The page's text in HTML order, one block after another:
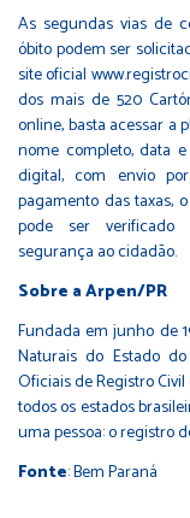
As segundas vias de
óbito podem ser
site oficial
dos mais de 520
online, basta acessar a
nome completo, data
digital, com envio
pagamento das taxas,
pode ser verificado
segurança ao cidadão.
Sobre a Arpen/PR
Fundada em junho de
Naturais do Estado
Oficiais de Registro
todos os estados
uma pessoa: o registro
Fonte: Bem Paraná